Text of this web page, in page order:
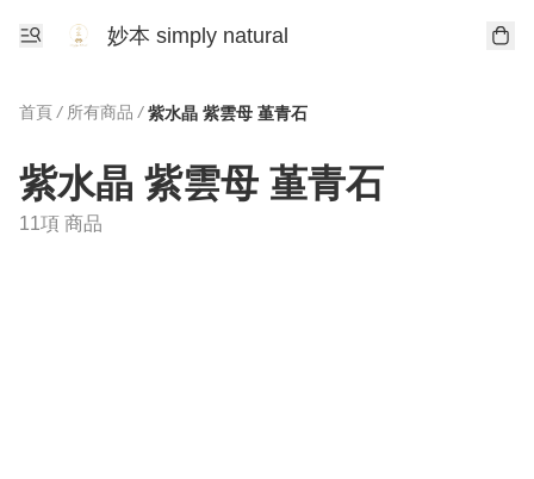
妙本 simply natural
首頁 / 所有商品 / 紫水晶 紫雲母 堇青石
紫水晶 紫雲母 堇青石
11項 商品